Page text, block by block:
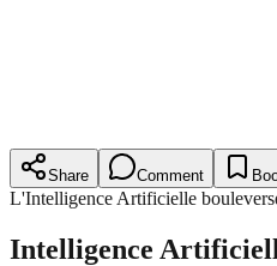
Share Comment
L'Intelligence Artificielle
Intelligence